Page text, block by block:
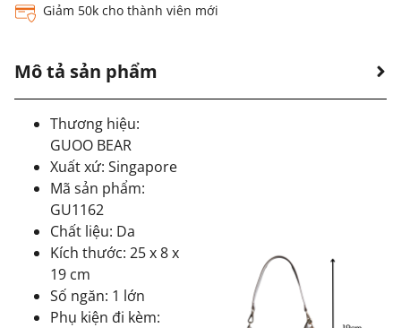
Giảm 50k cho thành viên mới
Mô tả sản phẩm
Thương hiệu:
GUOO BEAR
Xuất xứ: Singapore
Mã sản phẩm:
GU1162
Chất liệu: Da
Kích thước: 25 x 8 x
19 cm
Số ngăn: 1 lớn
Phụ kiện đi kèm: